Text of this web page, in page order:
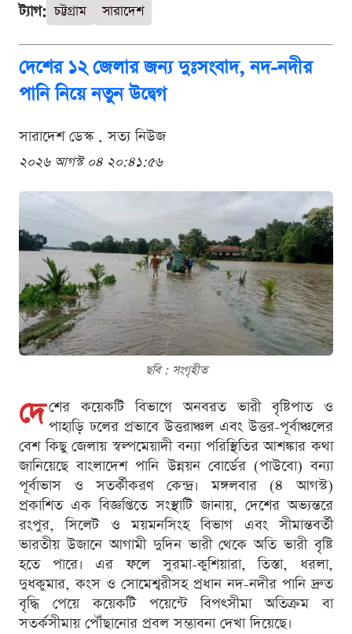
ট্যাগ: চট্টগ্রাম সারাদেশ
দেশের ১২ জেলার জন্য দুঃসংবাদ, নদ-নদীর
পানি নিয়ে নতুন উদ্বেগ
সারাদেশ ডেস্ক . সত্য নিউজ
২০২৬ আগস্ট ০৪ ২০:৪১:৫৬
ছবি : সংগৃহীত
দে শের কয়েকটি বিভাগে অনবরত ভারী বৃষ্টিপাত ও
পাহাড়ি ঢলের প্রভাবে উত্তরাঞ্চল এবং উত্তর-পূর্বাঞ্চলের
বেশ কিছু জেলায় স্বল্পমেয়াদী বন্যা পরিস্থিতির আশঙ্কার কথা
জানিয়েছে বাংলাদেশ পানি উন্নয়ন বোর্ডের (পাউবো) বন্যা
পূর্বাভাস ও সতর্কীকরণ কেন্দ্র। মঙ্গলবার (৪ আগস্ট)
প্রকাশিত এক বিজ্ঞপ্তিতে সংস্থাটি জানায়, দেশের অভ্যন্তরে
রংপুর, সিলেট ও ময়মনসিংহ বিভাগ এবং সীমান্তবর্তী
ভারতীয় উজানে আগামী দুদিন ভারী থেকে অতি ভারী বৃষ্টি
হতে পারে। এর ফলে সুরমা-কুশিয়ারা, তিস্তা, ধরলা,
দুধকুমার, কংস ও সোমেশ্বরীসহ প্রধান নদ-নদীর পানি দ্রুত
বৃদ্ধি পেয়ে কয়েকটি পয়েন্টে বিপৎসীমা অতিক্রম বা
সতর্কসীমায় পৌঁছানোর প্রবল সম্ভাবনা দেখা দিয়েছে।